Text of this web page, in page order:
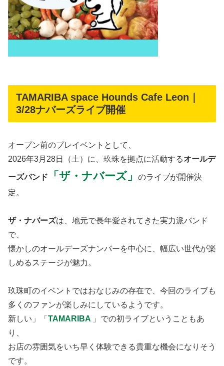
TAMARIBA space Hounds Cafe Leon｜
3/28ナバーズライブ開催
オープン前のプレイベントとして、
2026年3月28日（土）に、玖珠を拠点に活動するオールデ
ーズバンド 「ザ・ナバーズ」
のライブが開催決
定。
ザ・ナバーズは、地元で長年愛されてきた実力派バンド
で、
懐かしのオールデーズナンバーを中心に、幅広い世代が楽
しめるステージが魅力。
玖珠町のイベントではおなじみの存在で、今回のライブも
多くのファンが楽しみにしているようです。
新しい」「 TAMARIBA 」での初ライブということもあ
り、
お店の雰囲気をいち早く体験できる貴重な機会になりそう
です。